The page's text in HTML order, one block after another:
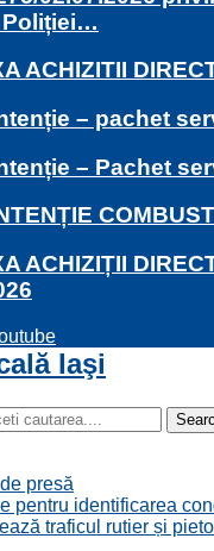
Poliției…
ACHIZITII
– pachet
– Pachet
ACHIZIȚII
presă
pentru identificarea
traficul rutier și